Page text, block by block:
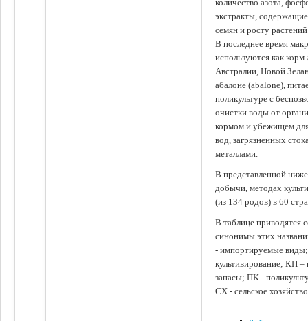
количество азота,
экстракты,
семян и росту
В последнее время
используются как
Австралии, Новой
абалоне (abalone),
поликультуре с
очистки воды от
кормом и убежищем
вод, загрязненных
металлами.
В представленной
добычи, методах
(из 134 родов) в 60
В таблице приводятся
синонимы этих
- импортируемые
культивирование; КП
запасы; ПК -
СХ - сельское